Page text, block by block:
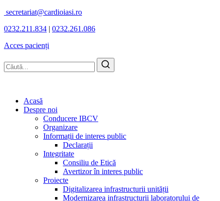
secretariat@cardioiasi.ro
0232.211.834 | 0232.261.086
Acces pacienți
Acasă
Despre noi
Conducere IBCV
Organizare
Informații de interes public
Declarații
Integritate
Consiliu de Etică
Avertizor în interes public
Proiecte
Digitalizarea infrastructurii unității
Modernizarea infrastructurii laboratorului de